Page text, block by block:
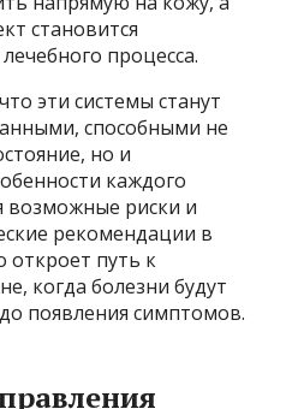
становится
процесса.
эти системы станут
способными не
но и
каждого
возможные риски и
рекомендации в
откроет путь к
когда болезни будут
появления симптомов.